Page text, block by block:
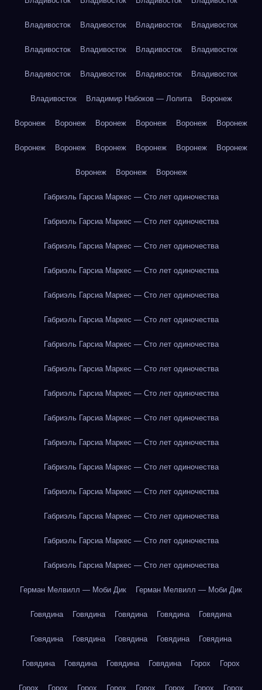
Владивосток Владивосток Владивосток Владивосток
Владивосток Владивосток Владивосток Владивосток
Владивосток Владивосток Владивосток Владивосток
Владивосток Владимир Набоков — Лолита Воронеж
Воронеж Воронеж Воронеж Воронеж Воронеж Воронеж
Воронеж Воронеж Воронеж Воронеж Воронеж Воронеж
Воронеж Воронеж Воронеж
Габриэль Гарсиа Маркес — Сто лет одиночества
Габриэль Гарсиа Маркес — Сто лет одиночества
Габриэль Гарсиа Маркес — Сто лет одиночества
Габриэль Гарсиа Маркес — Сто лет одиночества
Габриэль Гарсиа Маркес — Сто лет одиночества
Габриэль Гарсиа Маркес — Сто лет одиночества
Габриэль Гарсиа Маркес — Сто лет одиночества
Габриэль Гарсиа Маркес — Сто лет одиночества
Габриэль Гарсиа Маркес — Сто лет одиночества
Габриэль Гарсиа Маркес — Сто лет одиночества
Габриэль Гарсиа Маркес — Сто лет одиночества
Габриэль Гарсиа Маркес — Сто лет одиночества
Габриэль Гарсиа Маркес — Сто лет одиночества
Габриэль Гарсиа Маркес — Сто лет одиночества
Габриэль Гарсиа Маркес — Сто лет одиночества
Габриэль Гарсиа Маркес — Сто лет одиночества
Герман Мелвилл — Моби Дик Герман Мелвилл — Моби Дик
Говядина Говядина Говядина Говядина Говядина
Говядина Говядина Говядина Говядина Говядина
Говядина Говядина Говядина Говядина Горох Горох
Горох Горох Горох Горох Горох Горох Горох Горох